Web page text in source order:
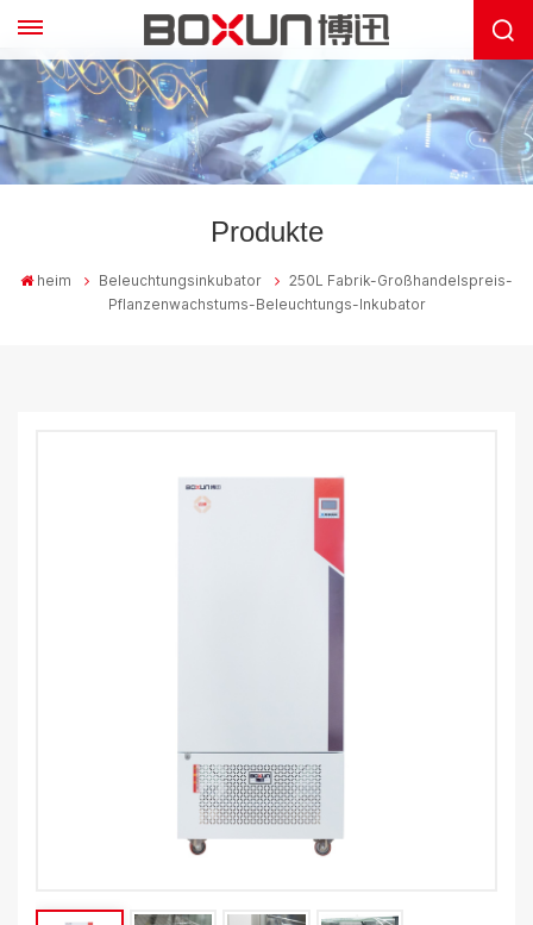
Produkte
heim Beleuchtungsinkubator
250L Fabrik-Großhandelspreis-
Pflanzenwachstums-Beleuchtungs-Inkubator